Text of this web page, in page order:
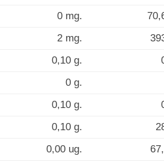
0 mg.
2 mg.
0,10 g.
0 g.
0,10 g.
0,10 g.
0,00 ug.